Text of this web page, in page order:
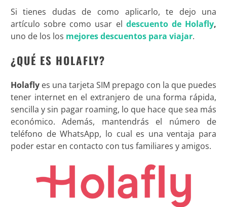
Si tienes dudas de como aplicarlo, te dejo una
artículo sobre como usar el descuento de Holafly,
uno de los los mejores descuentos para viajar.
¿QUÉ ES HOLAFLY?
Holaflyes una tarjeta SIM prepago con la que puedes
tener internet en el extranjero de una forma rápida,
sencilla y sin pagar roaming, lo que hace que sea más
económico. Además, mantendrás el número de
teléfono de WhatsApp, lo cual es una ventaja para
poder estar en contacto con tus familiares y amigos.